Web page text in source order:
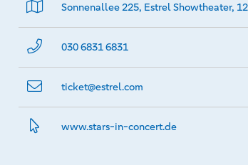
Sonnenallee 225, Estrel Showtheater,
030 6831 6831
ticket@­estrel.com
www.­stars-in-concert.­de